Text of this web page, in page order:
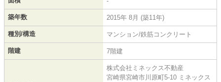
築年数 2015年 8月 (築11年)
種別/構造 マンション/鉄筋コンクリート
階建 7階建
株式会社ミネックス不動産
宮崎県宮崎市川原町5-10 ミネックス